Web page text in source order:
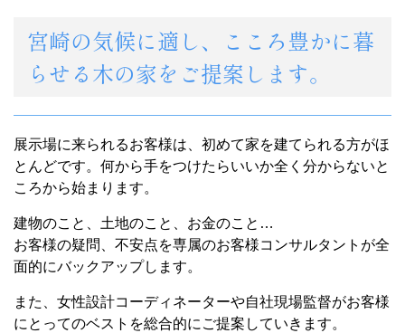
宮崎の気候に適し、こころ豊かに暮
らせる木の家をご提案します。
展示場に来られるお客様は、初めて家を建てられる方がほ
とんどです。何から手をつけたらいいか全く分からないと
ころから始まります。
建物のこと、土地のこと、お金のこと…
お客様の疑問、不安点を専属のお客様コンサルタントが全
面的にバックアップします。
また、女性設計コーディネーターや自社現場監督がお客様
にとってのベストを総合的にご提案していきます。